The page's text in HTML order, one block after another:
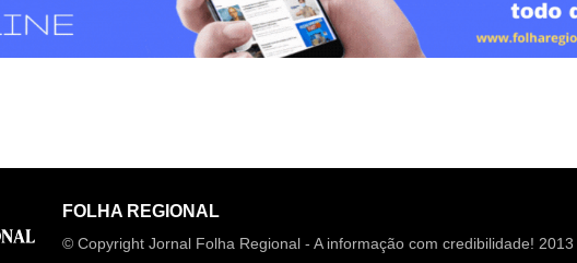
FOLHA REGIONAL
© Copyright Jornal Folha Regional - A informação com credibilidade! 2013